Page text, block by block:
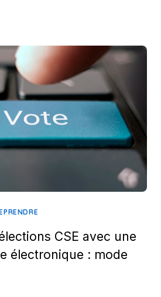
CSE avec une
électronique : mode